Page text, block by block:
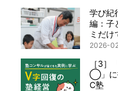
学び紀
編：子
ミだけ
室
2026-
［3
◯」に
C塾